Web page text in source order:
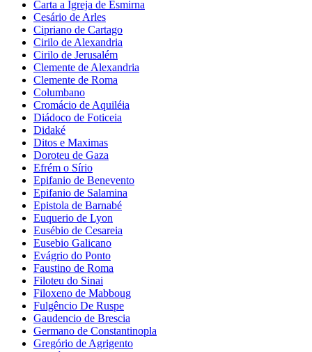
Carta a Igreja de Esmirna
Cesário de Arles
Cipriano de Cartago
Cirilo de Alexandria
Cirilo de Jerusalém
Clemente de Alexandria
Clemente de Roma
Columbano
Cromácio de Aquiléia
Diádoco de Foticeia
Didaké
Ditos e Maximas
Doroteu de Gaza
Efrém o Sírio
Epifanio de Benevento
Epifanio de Salamina
Epistola de Barnabé
Euquerio de Lyon
Eusébio de Cesareia
Eusebio Galicano
Evágrio do Ponto
Faustino de Roma
Filoteu do Sinai
Filoxeno de Mabboug
Fulgêncio De Ruspe
Gaudencio de Brescia
Germano de Constantinopla
Gregório de Agrigento